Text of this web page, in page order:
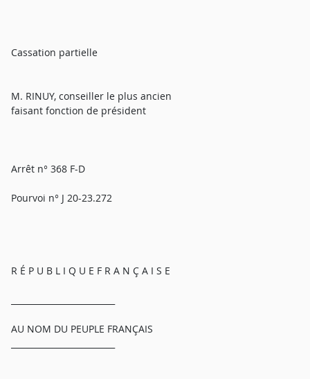
Cassation partielle
M. RINUY, conseiller le plus ancien
faisant fonction de président
Arrêt n° 368 F-D
Pourvoi n° J 20-23.272
R É P U B L I Q U E F R A N Ç A I S E
AU NOM DU PEUPLE FRANÇAIS